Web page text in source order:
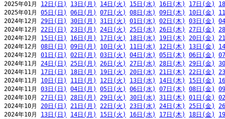
2025年01月 12日(日) 13日(月) 14日(火) 15日(水) 16日(木) 17日(金)
2025年01月 05日(日) 06日(月) 07日(火) 08日(水) 09日(木) 10日(金)
2024年12月 29日(日) 30日(月) 31日(火) 01日(水) 02日(木) 03日(金)
2024年12月 22日(日) 23日(月) 24日(火) 25日(水) 26日(木) 27日(金)
2024年12月 15日(日) 16日(月) 17日(火) 18日(水) 19日(木) 20日(金)
2024年12月 08日(日) 09日(月) 10日(火) 11日(水) 12日(木) 13日(金)
2024年12月 01日(日) 02日(月) 03日(火) 04日(水) 05日(木) 06日(金)
2024年11月 24日(日) 25日(月) 26日(火) 27日(水) 28日(木) 29日(金)
2024年11月 17日(日) 18日(月) 19日(火) 20日(水) 21日(木) 22日(金)
2024年11月 10日(日) 11日(月) 12日(火) 13日(水) 14日(木) 15日(金)
2024年11月 03日(日) 04日(月) 05日(火) 06日(水) 07日(木) 08日(金)
2024年10月 27日(日) 28日(月) 29日(火) 30日(水) 31日(木) 01日(金)
2024年10月 20日(日) 21日(月) 22日(火) 23日(水) 24日(木) 25日(金)
2024年10月 13日(日) 14日(月) 15日(火) 16日(水) 17日(木) 18日(金)